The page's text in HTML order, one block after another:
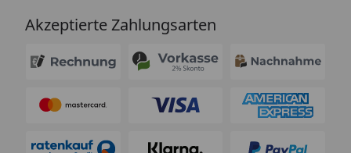
Akzeptierte Zahlungsarten